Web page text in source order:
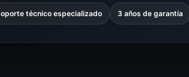
técnico especializado 3 años de garantía